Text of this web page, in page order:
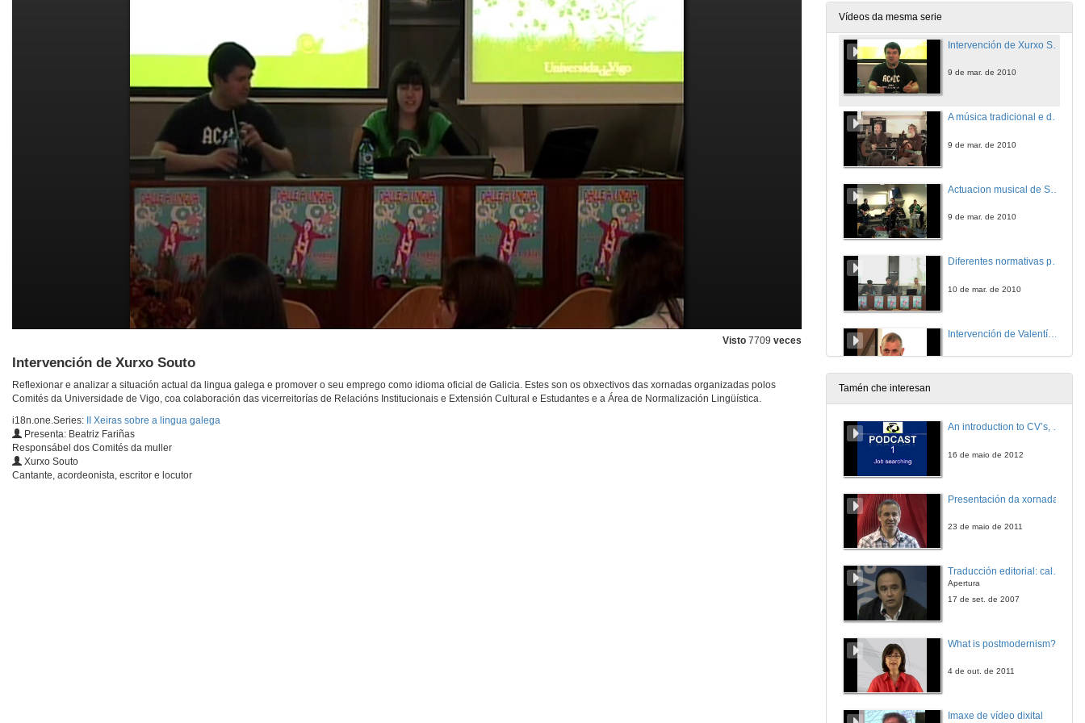
Visto 7709 veces
Intervención de Xurxo Souto
Reflexionar e analizar a situación actual da lingua galega e promover o seu emprego como idioma oficial de Galicia. Estes son os obxectivos das xornadas organizadas polos
Comités da Universidade de Vigo, coa colaboración das vicerreitorías de Relacións Institucionais e Extensión Cultural e Estudantes e a Área de Normalización Lingüística.
i18n.one.Series:
II Xeiras sobre a lingua galega
Presenta: Beatriz Fariñas
Responsábel dos Comités da muller
Xurxo Souto
Cantante, acordeonista, escritor e locutor
Vídeos da mesma serie
9 de mar. de 2010
A música tradicional e de autor
9 de mar. de 2010
9 de mar. de 2010
Diferentes normativas para o galego
10 de mar. de 2010
Intervención de Mª Pilar Garcia
10 de mar. de 2010
10 de mar. de 2010
Tamén che interesan
An introduction to CV’s, letters, and job searching
16 de maio de 2012
Presentación da xornada
23 de maio de 2011
Traducción editorial: calidade e xestión de proxectos
Apertura
17 de set. de 2007
What is postmodernism?
4 de out. de 2011
Imaxe de vídeo dixital